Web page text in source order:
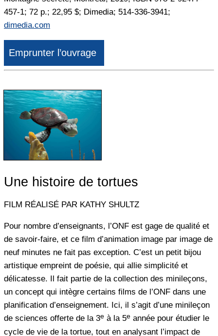
457-1; 72 p.; 22,95 $; Dimedia; 514-336-3941;
dimedia.com
Emprunter l’ouvrage
Une histoire de tortues
FILM RÉALISÉ PAR KATHY SHULTZ
Pour nombre d’enseignants, l’ONF est gage de qualité et
de savoir-faire, et ce film d’animation image par image de
neuf minutes ne fait pas exception. C’est un petit bijou
artistique empreint de poésie, qui allie simplicité et
délicatesse. Il fait partie de la collection des minileçons,
un concept qui intègre certains films de l’ONF dans une
planification d’enseignement. Ici, il s’agit d’une minileçon
de sciences offerte de la 3e à la 5e année pour étudier le
cycle de vie de la tortue, tout en analysant l’impact de